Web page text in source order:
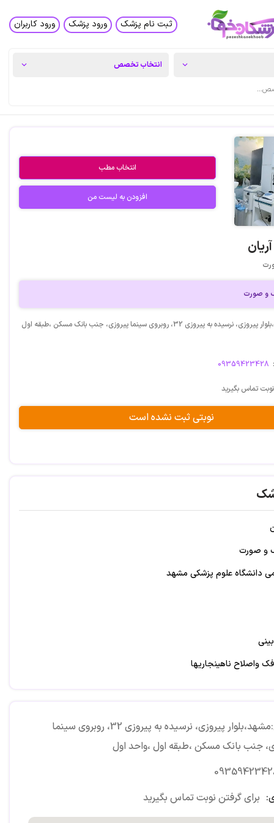
ثبت نام پزشک ورود پزشک ورود کاربران
انتخاب مطب
افزودن به لیست من
و صورت
آدرس: مشهد،بلوار پیروزی، نرسیده به پیروزی 32، روبروی سینما پیروزی، جنب بانک مسکن ،طبقه اول
09359423428
تماس بگیرید
نوبتی ثبت نشده است
و صورت
دانشگاه علوم پزشکی مشهد
واصلاح ناهینجاریها
دندان نهفته ودندان اضافه
چشم ها ورفع خستگی وافتادگی پلک ها
آدرس:مشهد،بلوار پیروزی، نرسیده به پیروزی 32، روبروی سینما
جنب بانک مسکن ،طبقه اول ،واحد اول
برای گرفتن نوبت تماس بگیرید